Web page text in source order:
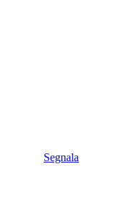
Segnala